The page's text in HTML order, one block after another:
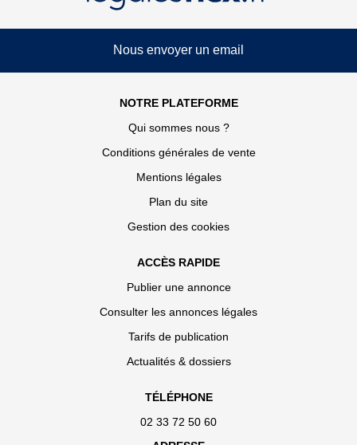
Nous envoyer un email
NOTRE PLATEFORME
Qui sommes nous ?
Conditions générales de vente
Mentions légales
Plan du site
Gestion des cookies
ACCÈS RAPIDE
Publier une annonce
Consulter les annonces légales
Tarifs de publication
Actualités & dossiers
TÉLÉPHONE
02 33 72 50 60